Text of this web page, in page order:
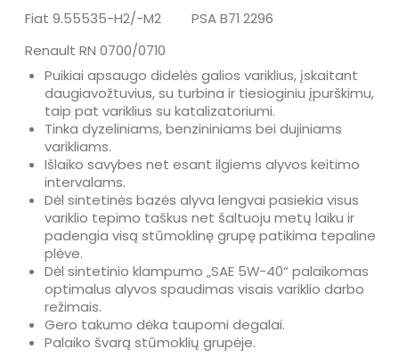
Fiat 9.55535-H2/-M2
PSA B71 2296
Renault RN 0700/0710
Puikiai apsaugo didelės galios variklius, įskaitant
daugiavožtuvius, su turbina ir tiesioginiu įpurškimu,
taip pat variklius su katalizatoriumi.
Tinka dyzeliniams, benzininiams bei dujiniams
varikliams.
Išlaiko savybes net esant ilgiems alyvos keitimo
intervalams.
Dėl sintetinės bazės alyva lengvai pasiekia visus
variklio tepimo taškus net šaltuoju metų laiku ir
padengia visą stūmoklinę grupę patikima tepaline
plėve.
Dėl sintetinio klampumo „SAE 5W-40“ palaikomas
optimalus alyvos spaudimas visais variklio darbo
režimais.
Gero takumo dėka taupomi degalai.
Palaiko švarą stūmoklių grupėje.